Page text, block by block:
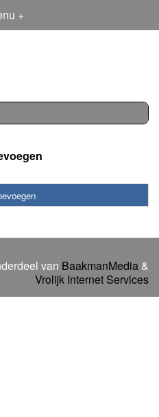
+
van BaakmanMedia &
Vrolijk Internet Services